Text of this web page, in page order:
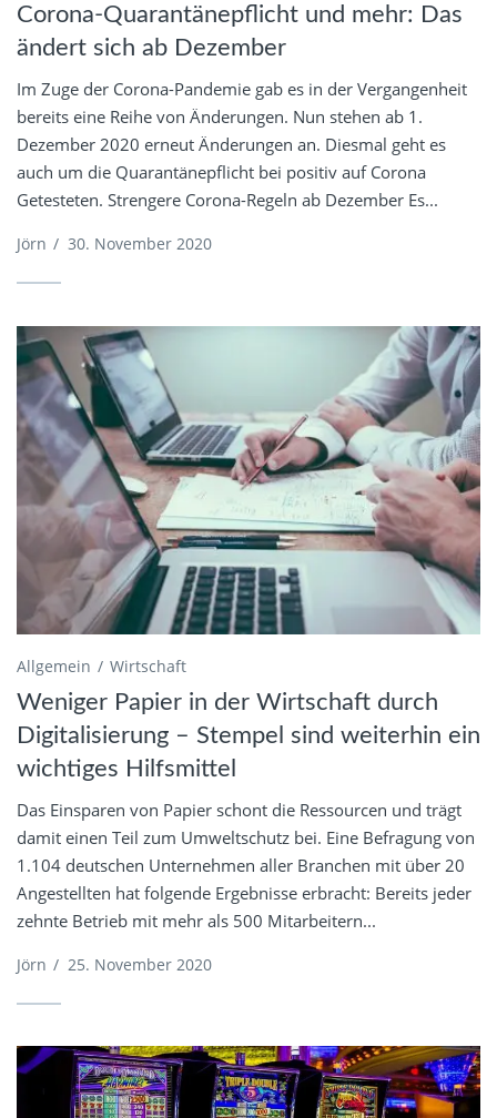
Corona-Quarantänepflicht und mehr: Das
ändert sich ab Dezember
Im Zuge der Corona-Pandemie gab es in der Vergangenheit
bereits eine Reihe von Änderungen. Nun stehen ab 1.
Dezember 2020 erneut Änderungen an. Diesmal geht es
auch um die Quarantänepflicht bei positiv auf Corona
Getesteten. Strengere Corona-Regeln ab Dezember Es...
Jörn / 30. November 2020
Allgemein Wirtschaft
Weniger Papier in der Wirtschaft durch
Digitalisierung – Stempel sind weiterhin ein
wichtiges Hilfsmittel
Das Einsparen von Papier schont die Ressourcen und trägt
damit einen Teil zum Umweltschutz bei. Eine Befragung von
1.104 deutschen Unternehmen aller Branchen mit über 20
Angestellten hat folgende Ergebnisse erbracht: Bereits jeder
zehnte Betrieb mit mehr als 500 Mitarbeitern...
Jörn / 25. November 2020